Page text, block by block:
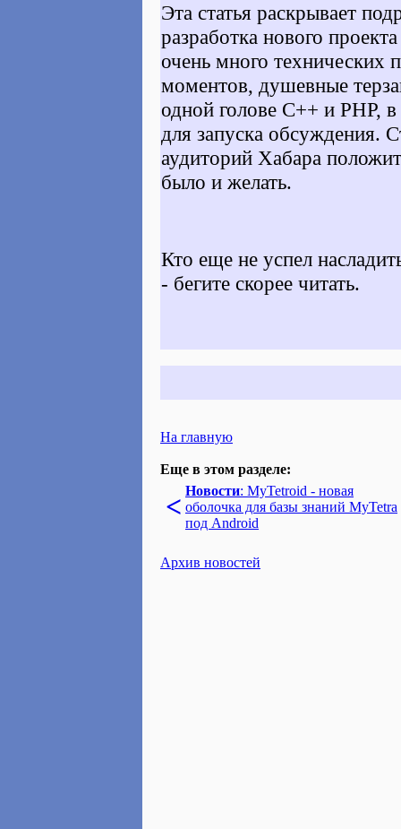
Эта статья раскрывает
разработка нового
очень много технических
моментов, душевные
одной голове C++ и PHP,
для запуска обсуждения.
аудиторий Хабара
было и желать.
Кто еще не успел
- бегите скорее читать.
На главную
Еще в этом разделе:
< Новости: MyTetroid - новая
оболочка для базы знаний MyTetra
под Android
Архив новостей